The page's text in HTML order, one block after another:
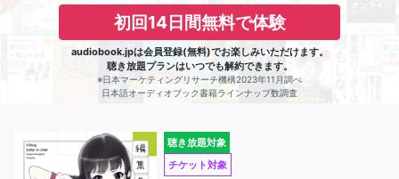
初回14日間無料で体験
audiobook.jpは会員登録(無料)でお楽しみいただけます。
聴き放題プランはいつでも解約できます。
※日本マーケティングリサーチ機構2023年11月調べ
日本語オーディオブック書籍ラインナップ数調査
聴き放題対象
チケット対象